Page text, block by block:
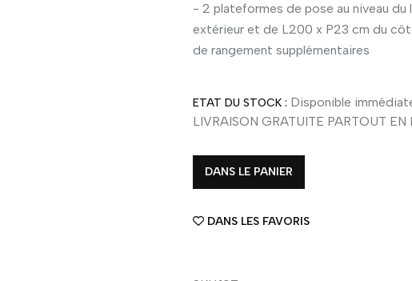
- 2 plateformes de pose au niveau
extérieur et de L200 x P23 cm du
de rangement supplémentaires
ETAT DU STOCK : Disponible
LIVRAISON GRATUITE PARTOUT EN
DANS LE PANIER
DANS LES FAVORIS